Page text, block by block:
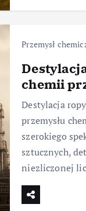
Przemysł
chemii
Destylacja
przemysłu
szerokiego
sztucznych,
niezliczonej